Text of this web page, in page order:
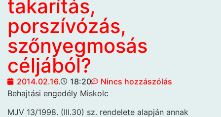
takarítás,
porszívózás,
szőnyegmosás
céljából?
2014.02.16. 18:20
Nincs hozzászólás
Behajtási engedély Miskolc
MJV 13/1998. (III.30) sz. rendelete alapján annak